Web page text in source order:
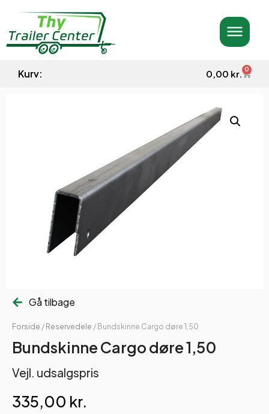
Kurv: 0,00 kr. 0
Gå tilbage
Forside / Reservedele / Bundskinne Cargo døre 1,50
Bundskinne Cargo døre 1,50
Vejl. udsalgspris
335,00 kr.